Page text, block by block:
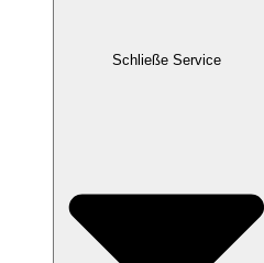
Schließe Service